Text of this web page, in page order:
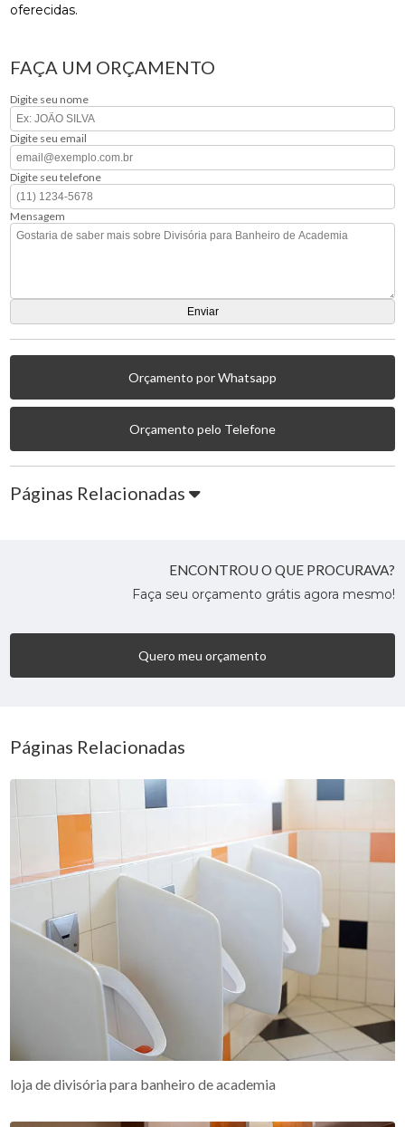
oferecidas.
FAÇA UM ORÇAMENTO
Digite seu nome
Digite seu email
Digite seu telefone
Mensagem
Orçamento por Whatsapp
Orçamento pelo Telefone
Páginas Relacionadas
ENCONTROU O QUE PROCURAVA?
Faça seu orçamento grátis agora mesmo!
Quero meu orçamento
Páginas Relacionadas
loja de divisória para banheiro de academia